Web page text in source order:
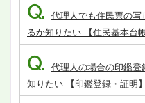
Q. 代理人でも住民票の写
るか知りたい 【住民基本台
Q. 代理人の場合の印鑑登
知りたい 【印鑑登録・証明】